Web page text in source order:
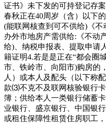
证书》未下发的可持登记存
春秋正在40周岁（含）以下
(能联网核查到可不供给)《
办外市地房产需供给:《不动
给)、纳税申报表、提取申请
籍证明4.若是是正在“都会圈
市、铁岭市、向阳市)购房的
人）或本人及配头（以下称
款⑶不克不及联网核验银行
簿；供给本人一类银行储蓄
业银行、盛京银行、中国银
或租住保障性租赁住房职工